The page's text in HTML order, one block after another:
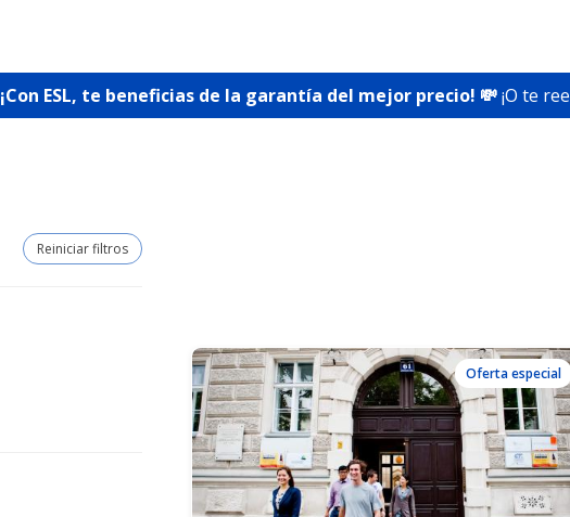
¡Con ESL, te beneficias de la garantía del mejor precio! 💸¡O te
Reiniciar filtros
Oferta especial